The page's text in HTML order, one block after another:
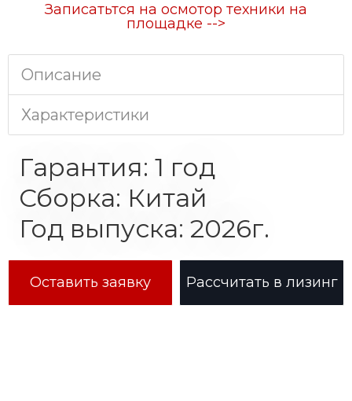
Записатьтся на осмотор техники на
площадке -->
Описание
Характеристики
Гарантия: 1 год
Сборка: Китай
Год выпуска: 2026г.
Оставить заявку Рассчитать в лизинг